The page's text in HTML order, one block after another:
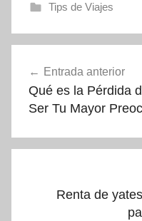
Tips de Viajes
de
entradas
Entrada anterior
Qué es la Pérdida
Ser Tu Mayor
Renta de